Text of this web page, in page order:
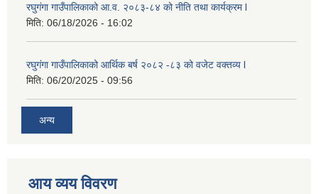
रघुगंगा गाउँपालिकाको आ.व. २०८३-८४ को नीति तथा कार्यक्रम l
मिति: 06/18/2026 - 16:02
रघुगंगा गाउँपालिकाको आर्थिक बर्ष २०८२ -८३ को वजेट वक्तव्य l
मिति: 06/20/2025 - 09:56
अन्य
आय व्यय विवरण